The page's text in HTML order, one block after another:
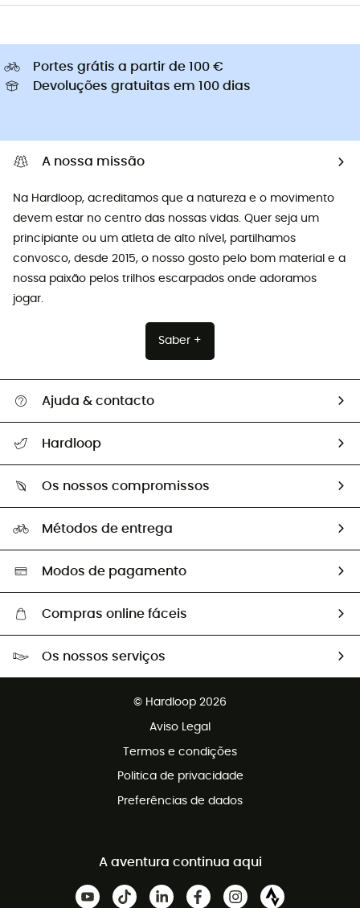
Portes grátis a partir de 100 €
Devoluções gratuitas em 100 dias
A nossa missão
Na Hardloop, acreditamos que a natureza e o movimento
devem estar no centro das nossas vidas. Quer seja um
principiante ou um atleta de alto nível, partilhamos
convosco, desde 2015, o nosso gosto pelo bom material e a
nossa paixão pelos trilhos escarpados onde adoramos
jogar.
Saber +
Ajuda & contacto
Devoluções e reembolsos
Guia de tamanhos
Trocas & Devoluções
Hardloop
Os nossos embaixadores
Os nossos compromissos
Seleção eco-responsável
Métodos de entrega
Modos de pagamento
Compras online fáceis
Devoluções gratuitas em 100 dias
Os nossos serviços
© Hardloop 2026
Aviso Legal
Termos e condições
Politica de privacidade
Preferências de dados
A aventura continua aqui